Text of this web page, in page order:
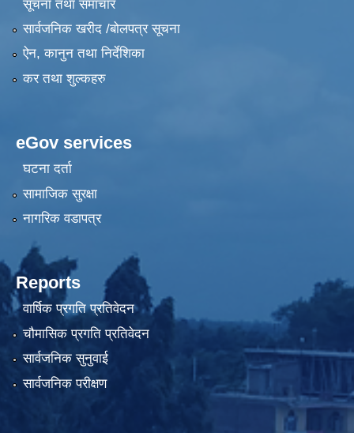
सूचना तथा समाचार
सार्वजनिक खरीद /बोलपत्र सूचना
ऐन, कानुन तथा निर्देशिका
कर तथा शुल्कहरु
eGov services
घटना दर्ता
सामाजिक सुरक्षा
नागरिक वडापत्र
Reports
वार्षिक प्रगति प्रतिवेदन
चौमासिक प्रगति प्रतिवेदन
सार्वजनिक सुनुवाई
सार्वजनिक परीक्षण